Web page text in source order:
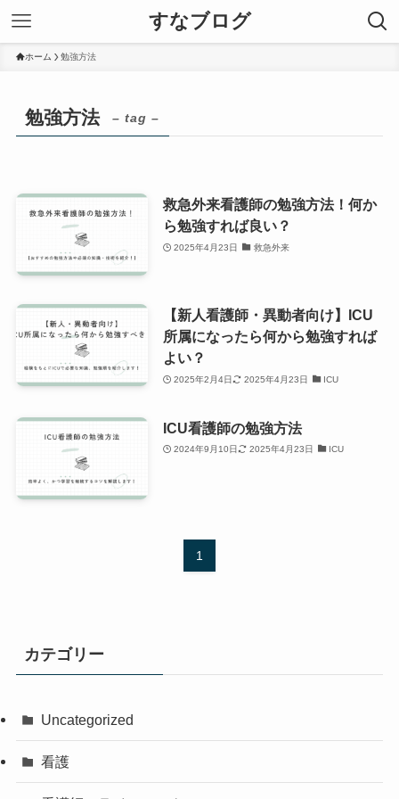
すなブログ
ホーム 勉強方法
勉強方法 – tag –
救急外来看護師の勉強方法！何か
ら勉強すれば良い？
2025年4月23日 救急外来
【新人看護師・異動者向け】ICU
所属になったら何から勉強すれば
よい？
2025年2月4日 2025年4月23日 ICU
ICU看護師の勉強方法
2024年9月10日 2025年4月23日 ICU
1
カテゴリー
Uncategorized
看護